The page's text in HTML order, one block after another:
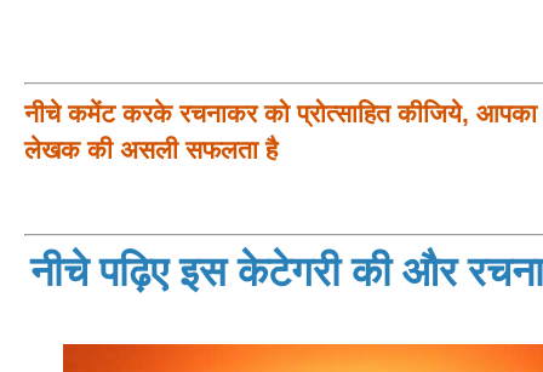
नीचे कमेंट करके रचनाकर को प्रोत्साहित कीजिये, आपका
लेखक की असली सफलता है
नीचे पढ़िए इस केटेगरी की और